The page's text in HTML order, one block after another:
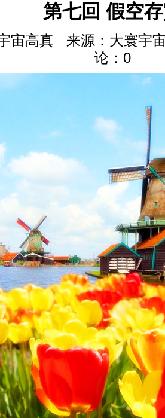
第七回 假空
宙高真 来源：大寰宇
论： 0